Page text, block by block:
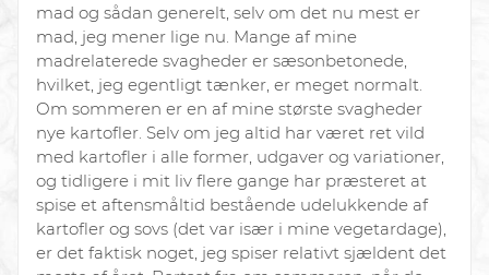
mad og sådan generelt, selv om det nu mest er
mad, jeg mener lige nu. Mange af mine
madrelaterede svagheder er sæsonbetonede,
hvilket, jeg egentligt tænker, er meget normalt.
Om sommeren er en af mine største svagheder
nye kartofler. Selv om jeg altid har været ret vild
med kartofler i alle former, udgaver og variationer,
og tidligere i mit liv flere gange har præsteret at
spise et aftensmåltid bestående udelukkende af
kartofler og sovs (det var især i mine vegetardage),
er det faktisk noget, jeg spiser relativt sjældent det